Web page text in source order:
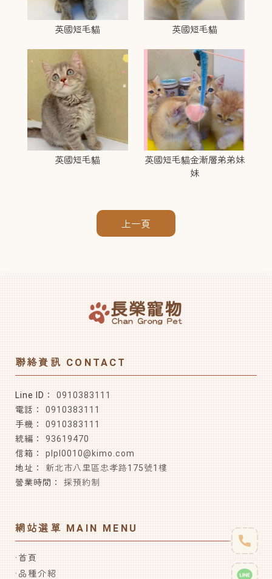
英國短毛貓 英國短毛貓
英國短毛貓
英國短毛貓金漸層弟弟妹
妹
上一頁
0910383111
0910383111
0910383111
93619470
plpl0010@kimo.com
新北市八里區忠孝路175號1樓
採預約制
首頁
品種介紹